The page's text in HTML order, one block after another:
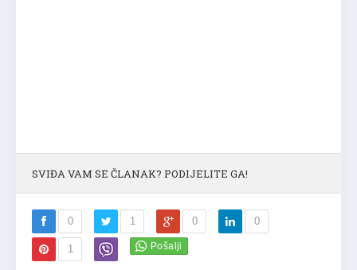
SVIĐA VAM SE ČLANAK? PODIJELITE GA!
0 1 0 0
1